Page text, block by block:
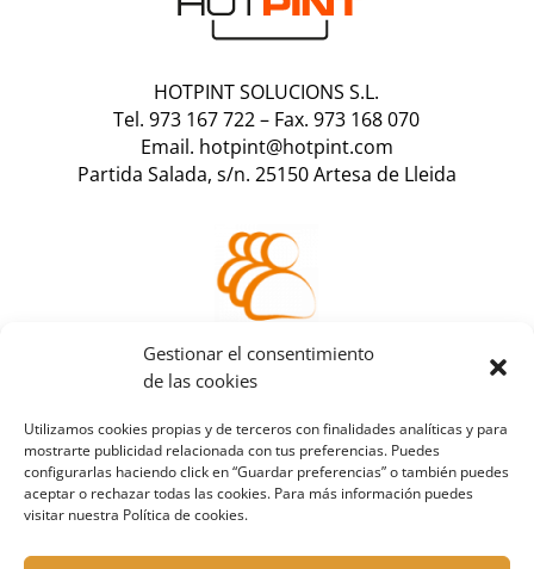
Gestionar el consentimiento
de las cookies
Utilizamos cookies propias y de terceros con finalidades analíticas y para
mostrarte publicidad relacionada con tus preferencias. Puedes
configurarlas haciendo click en “Guardar preferencias” o también puedes
aceptar o rechazar todas las cookies. Para más información puedes
visitar nuestra Política de cookies.
HOTPINT SOLUCIONS S.L.
Tel. 973 167 722– Fax. 973 168 070
Email. hotpint@hotpint.com
Partida Salada, s/n. 25150 Artesa de Lleida
Accede a tu
área de cliente